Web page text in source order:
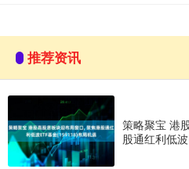
推荐资讯
策略聚宝 港
股通红利低